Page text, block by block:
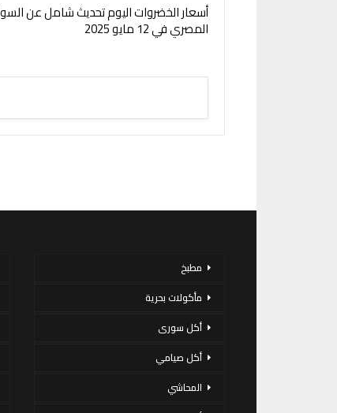
أسعار الخضروات اليوم تحديث شامل عن
المصري في 12 مايو 2025
مطبخ
مأكولات بحرية
أكل سورى
أكل صيامي
المحاشي